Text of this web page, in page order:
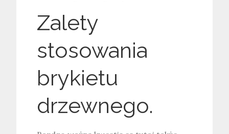
Zalety
stosowania
brykietu
drzewnego.